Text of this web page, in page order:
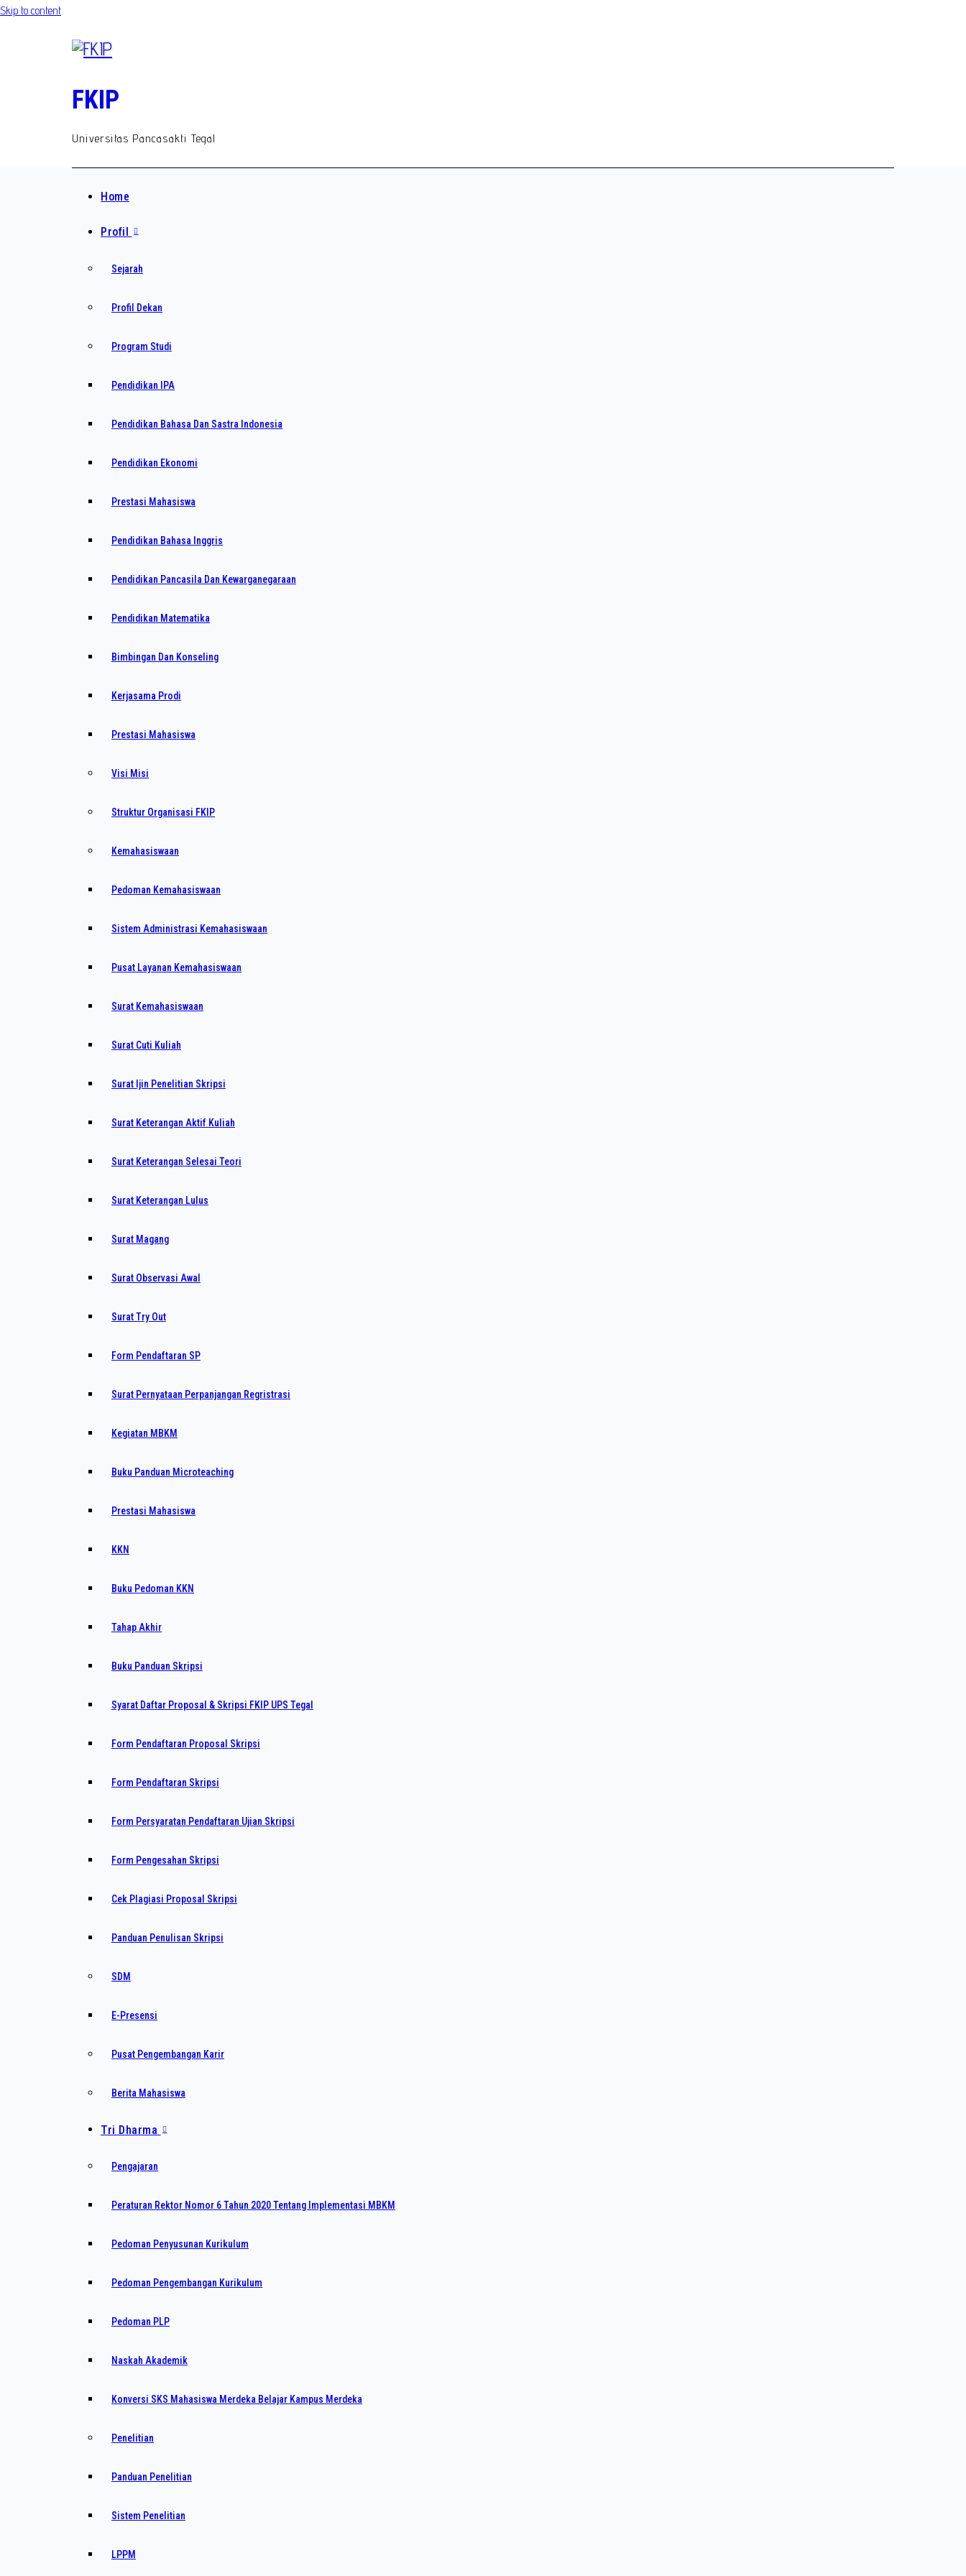
Skip to content
FKIP
Universitas Pancasakti Tegal
Home
Profil
Sejarah
Profil Dekan
Program Studi
Pendidikan IPA
Pendidikan Bahasa Dan Sastra Indonesia
Pendidikan Ekonomi
Prestasi Mahasiswa
Pendidikan Bahasa Inggris
Pendidikan Pancasila Dan Kewarganegaraan
Pendidikan Matematika
Bimbingan Dan Konseling
Kerjasama Prodi
Prestasi Mahasiswa
Visi Misi
Struktur Organisasi FKIP
Kemahasiswaan
Pedoman Kemahasiswaan
Sistem Administrasi Kemahasiswaan
Pusat Layanan Kemahasiswaan
Surat Kemahasiswaan
Surat Cuti Kuliah
Surat Ijin Penelitian Skripsi
Surat Keterangan Aktif Kuliah
Surat Keterangan Selesai Teori
Surat Keterangan Lulus
Surat Magang
Surat Observasi Awal
Surat Try Out
Form Pendaftaran SP
Surat Pernyataan Perpanjangan Regristrasi
Kegiatan MBKM
Buku Panduan Microteaching
Prestasi Mahasiswa
KKN
Buku Pedoman KKN
Tahap Akhir
Buku Panduan Skripsi
Syarat Daftar Proposal & Skripsi FKIP UPS Tegal
Form Pendaftaran Proposal Skripsi
Form Pendaftaran Skripsi
Form Persyaratan Pendaftaran Ujian Skripsi
Form Pengesahan Skripsi
Cek Plagiasi Proposal Skripsi
Panduan Penulisan Skripsi
SDM
E-Presensi
Pusat Pengembangan Karir
Berita Mahasiswa
Tri Dharma
Pengajaran
Peraturan Rektor Nomor 6 Tahun 2020 Tentang Implementasi MBKM
Pedoman Penyusunan Kurikulum
Pedoman Pengembangan Kurikulum
Pedoman PLP
Naskah Akademik
Konversi SKS Mahasiswa Merdeka Belajar Kampus Merdeka
Penelitian
Panduan Penelitian
Sistem Penelitian
LPPM